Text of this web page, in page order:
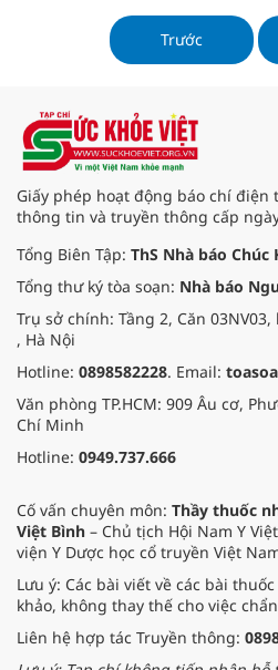
những
tạo và
tế tại
Trước
Giấy phép hoạt động báo chí điện
thông tin và truyền thông cấp
Tổng Biên Tập: ThS Nhà báo Chúc
Tổng thư ký tòa soạn: Nhà báo
Trụ sở chính: Tầng 2, Căn
, Hà Nội
Hotline: 0898582228. Email:
Văn phòng TP.HCM: 909 Âu cơ,
Chí Minh
Hotline: 0949.737.666
Cố vấn chuyên môn: Thầy thuốc
Việt Bình – Chủ tịch Hội Nam Y
viện Y Dược học cổ truyền Việt
Lưu ý: Các bài viết về các bài
khảo, không thay thế cho việc
Liên hệ hợp tác Truyền thông: